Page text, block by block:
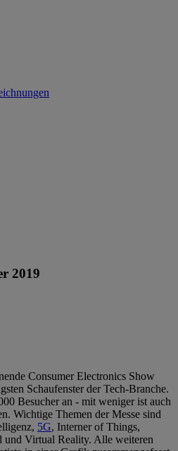
2019
Consumer Electronics Show
Schaufenster der Tech-Branche.
Besucher an - mit weniger ist auch
Wichtige Themen der Messe sind
5G, Interner of Things,
und Virtual Reality. Alle weiteren